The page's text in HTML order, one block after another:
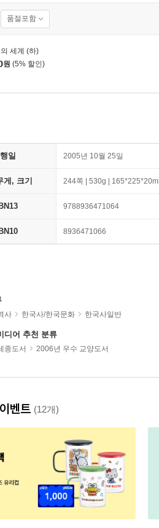
품절포함
세계 (하)
원 (5% 할인)
일 2005년 10월 25일
게, 크기 244쪽 | 530g |
9788936471064
8936471066
사 한국사/한국문화 한국사일반
디어 추천 분류
종도서 2006년 우수 교양도서
벤트 (12개)